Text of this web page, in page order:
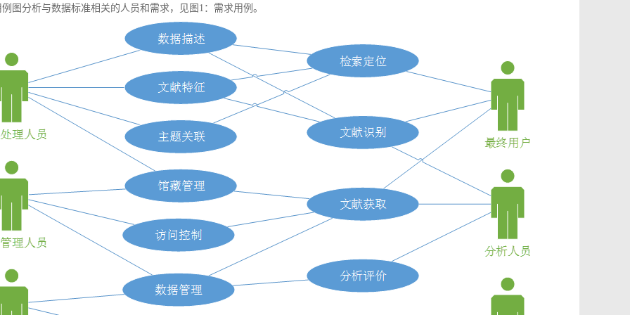
图分析与数据标准相关的人员和需求，见图1：需求用例。